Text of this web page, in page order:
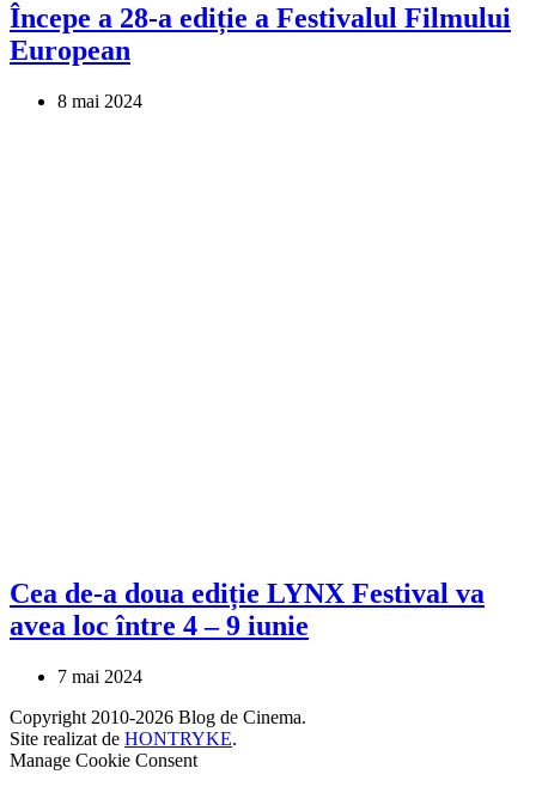
Începe a 28-a ediție a Festivalul Filmului
European
8 mai 2024
Cea de-a doua ediție LYNX Festival va
avea loc între 4 – 9 iunie
7 mai 2024
Copyright 2010-2026 Blog de Cinema.
Site realizat de HONTRYKE.
Manage Cookie Consent